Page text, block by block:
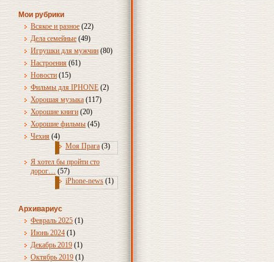
Мои рубрики
Всякое и разное (22)
Дела семейные (49)
Игрушки для мужчин (80)
Настроения (61)
Новости (15)
Фильмы для IPHONE (2)
Хорошая музыка (117)
Хорошие книги (20)
Хорошие фильмы (45)
Чехия (4)
Моя Прага (3)
Я хотел бы пройти сто
дорог… (57)
iPhone-news (1)
Архивариус
Февраль 2025 (1)
Июнь 2024 (1)
Декабрь 2019 (1)
Октябрь 2019 (1)